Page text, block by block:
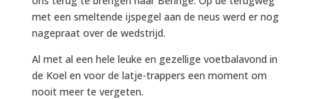
met een smeltende ijspegel aan de neus werd er nog
nagepraat over de wedstrijd.
Al met al een hele leuke en gezellige voetbalavond in
de Koel en voor de latje-trappers een moment om
nooit meer te vergeten.